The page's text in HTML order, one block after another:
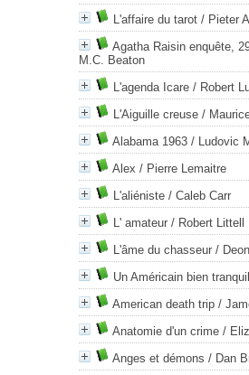
L'affaire du tarot / Pieter
Agatha Raisin enquête,
M.C. Beaton
L'agenda Icare / Robert
L'Aiguille creuse /
Alabama 1963 / Ludovic
Alex / Pierre Lemaitre
L'aliéniste / Caleb Carr
L' amateur / Robert Littell
L'âme du chasseur /
Un Américain bien
American death trip /
Anatomie d'un crime /
Anges et démons / Dan